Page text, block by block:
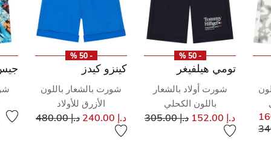
من
إلى
- 50 %
تومي هيلفيغر
شورت أولاد بالشعار
باللون الكحلي
د.إ 152.00 سعر مخفض من
د.إ 305.00 إلى
- 50 %
كينزو كيدز
شورت بالشعار باللون
الأزرق للأولاد
د.إ 240.00 سعر مخفض من
د.إ 480.00 إلى